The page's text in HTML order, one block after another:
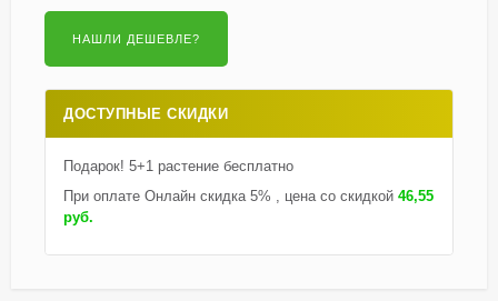
ДОСТУПНЫЕ СКИДКИ
Подарок! 5+1 растение бесплатно
При оплате Онлайн скидка 5% , цена со скидкой 46,55
руб.